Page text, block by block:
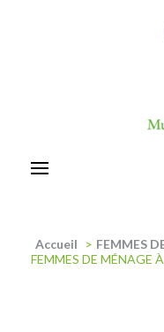
Accueil > FEMMES
FEMMES DE MÉNAGE